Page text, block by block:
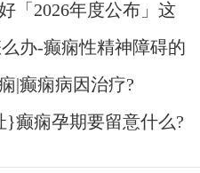
「2026年度公布」这
治疗!
办-癫痫性精神障碍的
|癫痫病因治疗?
癫痫孕期要留意什么?